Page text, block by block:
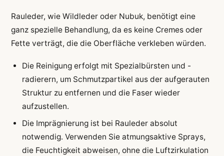
Rauleder, wie Wildleder oder Nubuk, benötigt eine
ganz spezielle Behandlung, da es keine Cremes oder
Fette verträgt, die die Oberfläche verkleben würden.
Die Reinigung erfolgt mit Spezialbürsten und -
radierern, um Schmutzpartikel aus der aufgerauten
Struktur zu entfernen und die Faser wieder
aufzustellen.
Die Imprägnierung ist bei Rauleder absolut
notwendig. Verwenden Sie atmungsaktive Sprays,
die Feuchtigkeit abweisen, ohne die Luftzirkulation